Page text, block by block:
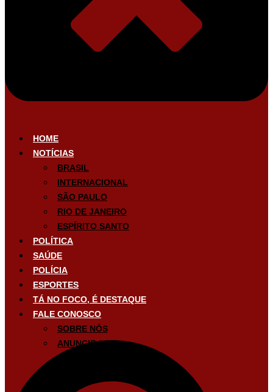
HOME
NOTÍCIAS
BRASIL
INTERNACIONAL
SÃO PAULO
RIO DE JANEIRO
ESPÍRITO SANTO
POLÍTICA
SAÚDE
POLÍCIA
ESPORTES
TÁ NO FOCO, É DESTAQUE
FALE CONOSCO
SOBRE NÓS
ANUNCIE AQUI